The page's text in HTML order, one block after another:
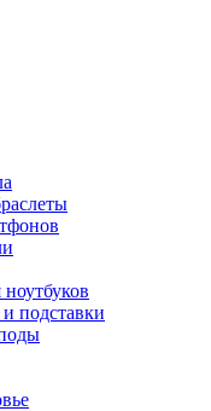
подставки